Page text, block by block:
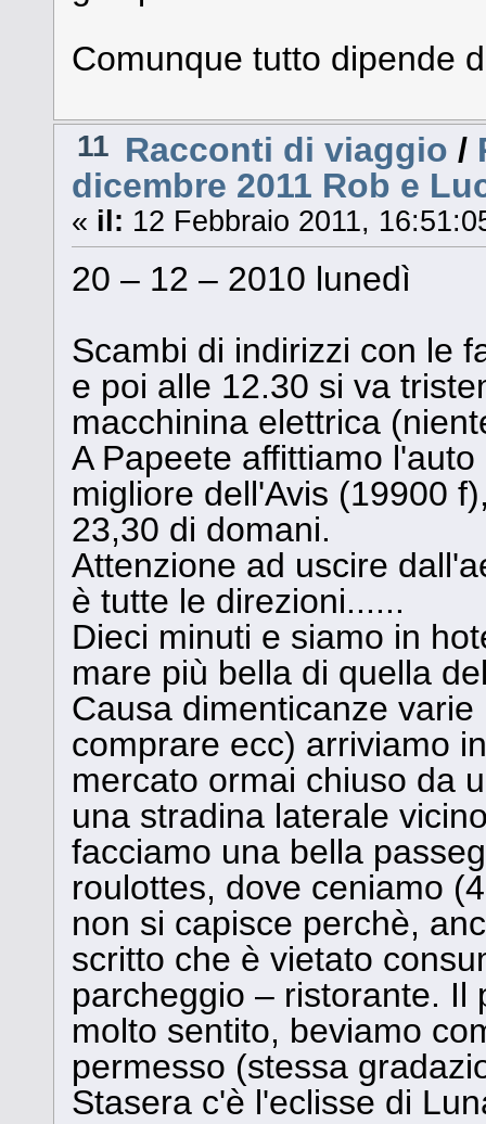
Comunque tutto dipende
11 Racconti di viaggio /
dicembre 2011 Rob e
« il: 12 Febbraio 2011,
20 – 12 – 2010 lunedì
Scambi di indirizzi con le
e poi alle 12.30 si va
macchinina elettrica
A Papeete affittiamo
migliore dell'Avis (19900
23,30 di domani.
Attenzione ad uscire
è tutte le direzioni......
Dieci minuti e siamo in
mare più bella di quella
Causa dimenticanze
comprare ecc) arriviamo
mercato ormai chiuso da
una stradina laterale
facciamo una bella
roulottes, dove ceniamo
non si capisce perchè,
scritto che è vietato
parcheggio – ristorante. Il
molto sentito, beviamo
permesso (stessa
Stasera c'è l'eclisse di